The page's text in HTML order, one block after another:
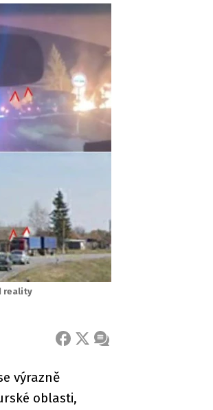
reality
FACEBOOK
X ZPRÁVA
výrazně
oblasti,